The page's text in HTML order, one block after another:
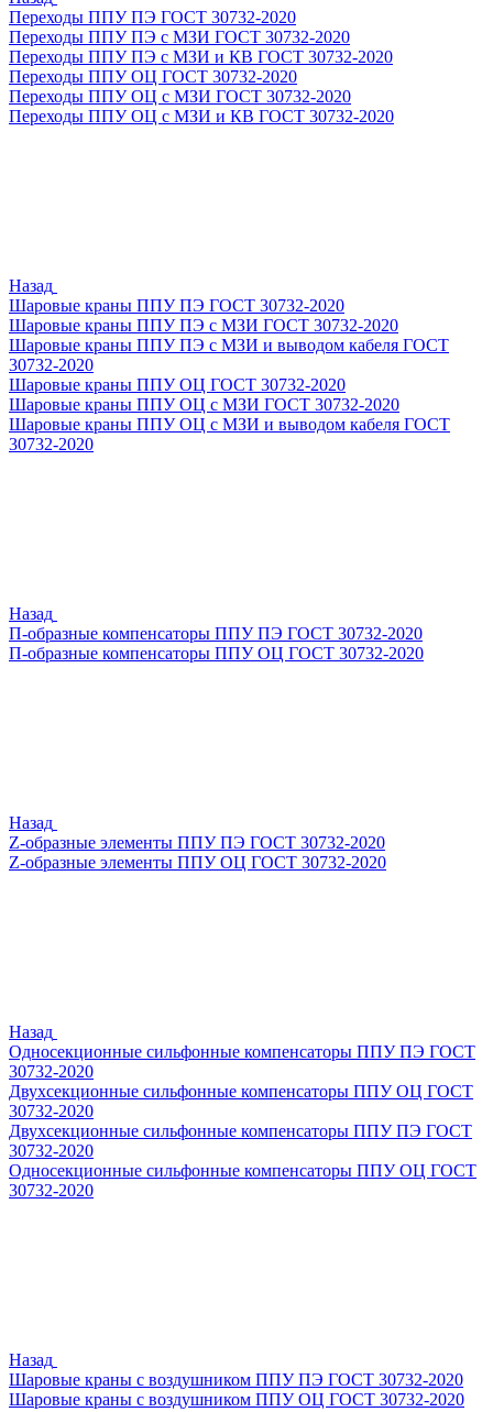
Переходы ППУ ПЭ ГОСТ 30732-2020
Переходы ППУ ПЭ с МЗИ ГОСТ 30732-2020
Переходы ППУ ПЭ с МЗИ и КВ ГОСТ 30732-2020
Переходы ППУ ОЦ ГОСТ 30732-2020
Переходы ППУ ОЦ с МЗИ ГОСТ 30732-2020
Переходы ППУ ОЦ с МЗИ и КВ ГОСТ 30732-2020
Назад
Шаровые краны ППУ ПЭ ГОСТ 30732-2020
Шаровые краны ППУ ПЭ с МЗИ ГОСТ 30732-2020
Шаровые краны ППУ ПЭ с МЗИ и выводом кабеля ГОСТ
30732-2020
Шаровые краны ППУ ОЦ ГОСТ 30732-2020
Шаровые краны ППУ ОЦ с МЗИ ГОСТ 30732-2020
Шаровые краны ППУ ОЦ с МЗИ и выводом кабеля ГОСТ
30732-2020
Назад
П-образные компенсаторы ППУ ПЭ ГОСТ 30732-2020
П-образные компенсаторы ППУ ОЦ ГОСТ 30732-2020
Назад
Z-образные элементы ППУ ПЭ ГОСТ 30732-2020
Z-образные элементы ППУ ОЦ ГОСТ 30732-2020
Назад
Односекционные сильфонные компенсаторы ППУ ПЭ ГОСТ
30732-2020
Двухсекционные сильфонные компенсаторы ППУ ОЦ ГОСТ
30732-2020
Двухсекционные сильфонные компенсаторы ППУ ПЭ ГОСТ
30732-2020
Односекционные сильфонные компенсаторы ППУ ОЦ ГОСТ
30732-2020
Назад
Шаровые краны с воздушником ППУ ПЭ ГОСТ 30732-2020
Шаровые краны с воздушником ППУ ОЦ ГОСТ 30732-2020